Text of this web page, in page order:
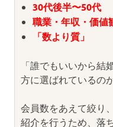
30代後半〜50代
職業・年収・価値
「数より質」
「誰でもいいから結
方に選ばれているの
会員数をあえて絞り
紹介を行うため、落